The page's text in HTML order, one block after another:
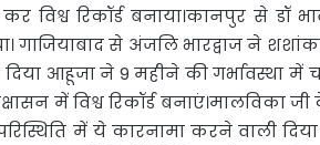
विश्व रिकॉर्ड बनाया।कानपुर से डॉ
गाजियाबाद से अंजलि भारद्वाज ने
आहूजा ने 9 महीने की गर्भावस्था में
में विश्व रिकॉर्ड बनाएं।मालविका
में ये कारनामा करने वाली दिया